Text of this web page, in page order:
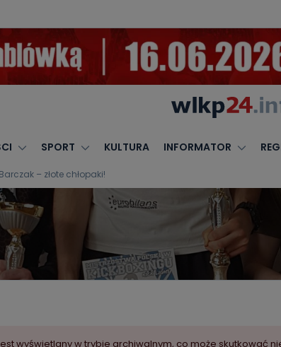
SPORT KULTURA INFORMATOR
– złote chłopaki!
jest wyświetlany w trybie archiwalnym, co może skutkować